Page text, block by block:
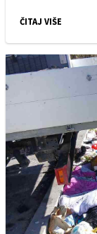
ČITAJ VIŠE